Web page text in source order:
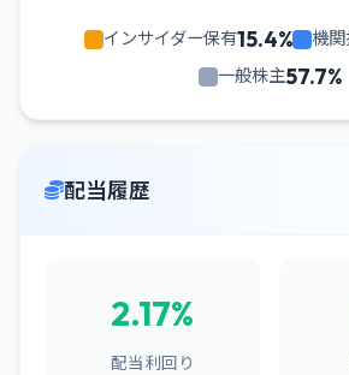
インサイダー保有15.4% 機
一般株主57.7%
配当履歴
2.17%
配当利回り